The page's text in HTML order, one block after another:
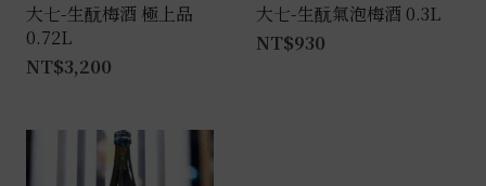
大七-生酛梅酒 極上品
0.72L
NT$3,200
大七-生酛氣泡梅酒 0.3L
NT$930